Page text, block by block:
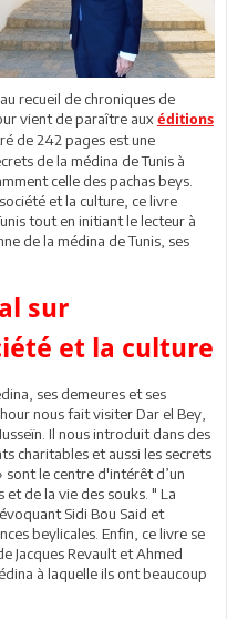
recueil de chroniques de
vient de paraître aux éditions
de 242 pages est une
de la médina de Tunis à
celle des pachas beys.
et la culture, ce livre
tout en initiant le lecteur à
de la médina de Tunis, ses
sur
et la culture
ses demeures et ses
nous fait visiter Dar el Bey,
Il nous introduit dans des
charitables et aussi les secrets
sont le centre d'intérêt d’un
de la vie des souks. " La
Sidi Bou Said et
beylicales. Enfin, ce livre se
Jacques Revault et Ahmed
à laquelle ils ont beaucoup